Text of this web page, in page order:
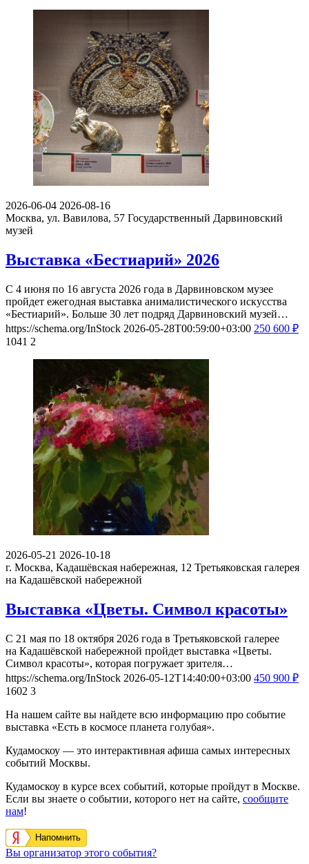
2026-06-04 2026-08-16
Москва, ул. Вавилова, 57 Государственный Дарвиновский
музей
Выставка «Бестиарий» 2026
С 4 июня по 16 августа 2026 года в Дарвиновском музее
пройдет ежегодная выставка анималистического искусства
«Бестиарий». Больше 30 лет подряд Дарвиновский музей…
https://schema.org/InStock 2026-05-28T00:59:00+03:00 250 600 ₽
1041 2
2026-05-21 2026-10-18
г. Москва, Кадашёвская набережная, 12 Третьяковская галерея
на Кадашёвской набережной
Выставка «Цветы. Символ красоты»
С 21 мая по 18 октября 2026 года в Третьяковской галерее
на Кадашёвской набережной пройдет выставка «Цветы.
Символ красоты», которая погружает зрителя…
https://schema.org/InStock 2026-05-12T14:40:00+03:00 450 900 ₽
1602 3
На нашем сайте вы найдете всю информацию про событие
выставка «Есть в космосе планета голубая».
Кудамоскоу — это интерактивная афиша самых интересных
событий Москвы.
Кудамоскоу в курсе всех событий, которые пройдут в Москве.
Если вы знаете о событии, которого нет на сайте, сообщите
нам!
Напомнить
Вы организатор этого события?